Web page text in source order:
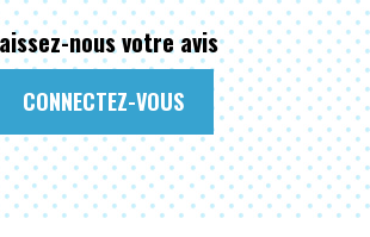
nous votre avis
CONNECTEZ-VOUS